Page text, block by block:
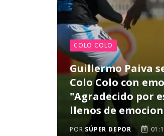
COLO COLO
Guillermo Paiva
Colo Colo con
"Agradecido por
llenos de
POR SÚPER DEPOR